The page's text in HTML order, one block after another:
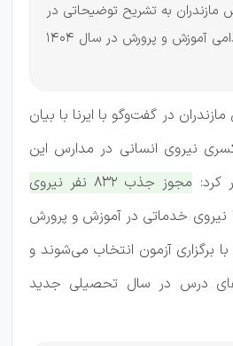
مازندران به تشریح توضیحاتی در
خصوص آزمون استخدامی آموزش و پرورش در سال 1404
در گفت‌وگو با ایرنا با بیان
کسری نیروی انسانی در مدارس این
کرد:
مجوز جذب ۸۳۲ نفر نیروی
آموزشی و نزدیک به ۴۰۰ نیروی خدماتی در آموزش و پرورش
برگزاری آزمون انتخاب می‌شوند و
درس در سال تحصیلی جدید